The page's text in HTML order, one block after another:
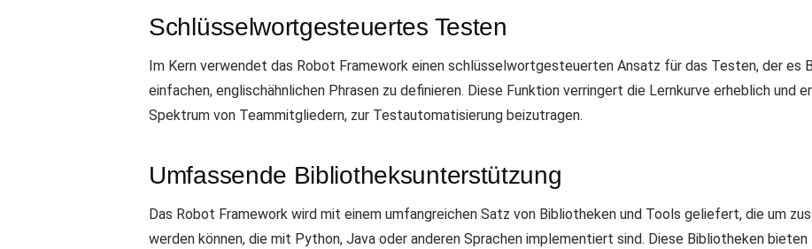
Schlüsselwortgesteuertes Testen
Im Kern verwendet das Robot Framework einen schlüsselwortgesteuerten Ansatz für das Testen, der es
einfachen, englischähnlichen Phrasen zu definieren. Diese Funktion verringert die Lernkurve erheblich und
Spektrum von Teammitgliedern, zur Testautomatisierung beizutragen.
Umfassende Bibliotheksunterstützung
Das Robot Framework wird mit einem umfangreichen Satz von Bibliotheken und Tools geliefert, die um
werden können, die mit Python, Java oder anderen Sprachen implementiert sind. Diese Bibliotheken